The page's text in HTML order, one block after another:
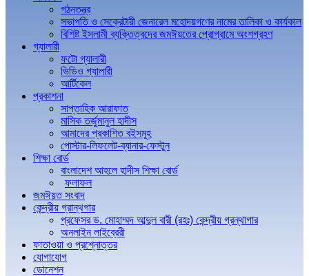
গঠনতন্ত্র
সভাপতি ও সেক্রেটারী জেনারেল মহোদয়গণের নামের তালিকা ও কার্যকাল
বিশিষ্ট ইসলামী ব্যক্তিত্বদের জমঈয়তের প্রোগ্রামে অংশগ্রহণ
গ্যালারী
ফটো গ্যালারী
ভিডিও গ্যালারী
আর্টিকেল
প্রকাশনা
সাপ্তাহিক আরাফাত
মাসিক তর্জুমানুল হাদীস
আমাদের প্রকাশিত বইসমূহ
পোস্টার-লিফলেট-ব্যানার-ফেস্টুন
শিক্ষা বোর্ড
বাংলাদেশ আহলে হাদীস শিক্ষা বোর্ড
ফলাফল
জমঈয়ত সংবাদ
কেন্দ্রীয় গ্রান্থগার
প্রফেসর ড. মোহাম্মদ আব্দুল বারী (রহঃ) কেন্দ্রীয় গ্রন্থাগার
অনলাইন লাইব্রেরী
ফাতাওয়া ও প্রশ্নোত্তর
যোগাযোগ
ডোনেশন